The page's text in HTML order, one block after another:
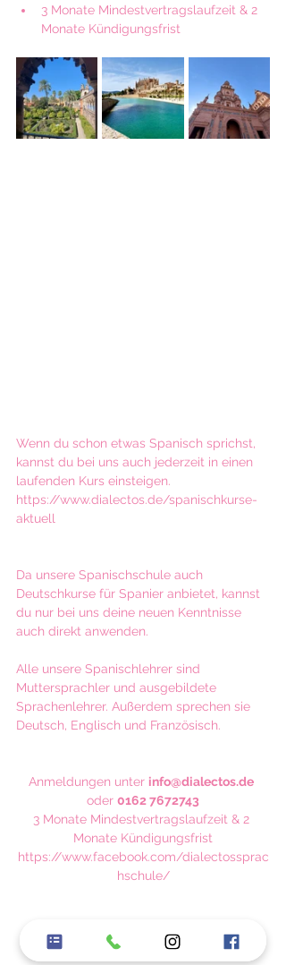
3 Monate Mindestvertragslaufzeit & 2
Monate Kündigungsfrist
Wenn du schon etwas Spanisch sprichst,
kannst du bei uns auch jederzeit in einen
laufenden Kurs einsteigen.
https://www.dialectos.de/spanischkurse-
aktuell
Da unsere Spanischschule auch
Deutschkurse für Spanier anbietet, kannst
du nur bei uns deine neuen Kenntnisse
auch direkt anwenden.​
Alle unsere Spanischlehrer sind
Muttersprachler und ausgebildete
Sprachenlehrer. Außerdem sprechen sie
Deutsch, Englisch und Französisch.
Anmeldungen unter info@dialectos.de
oder 0162 7672743
3 Monate Mindestvertragslaufzeit & 2
Monate Kündigungsfrist
https://www.facebook.com/dialectossprac
hschule/